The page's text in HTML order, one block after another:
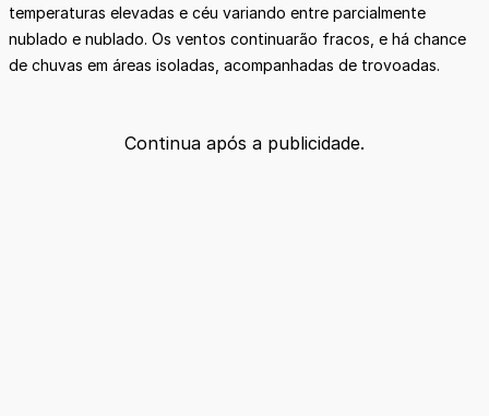
temperaturas elevadas e céu variando entre parcialmente
nublado e nublado. Os ventos continuarão fracos, e há chance
de chuvas em áreas isoladas, acompanhadas de trovoadas.
Continua após a publicidade.